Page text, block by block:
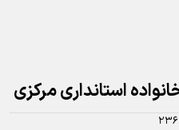
استانداری مرکزی